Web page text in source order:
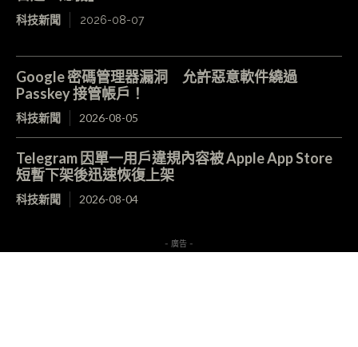
科技新聞 2026-08-07
Google 密碼管理器漏洞 允許惡意軟件繞過
Passkey 接管帳戶！
科技新聞 2026-08-05
Telegram 因單一用戶違規內容被 Apple App Store
短暫下架後迅速恢復上架
科技新聞 2026-08-04
- 廣告 -